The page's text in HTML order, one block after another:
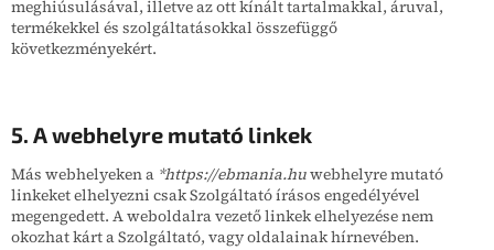
meghiúsulásával, illetve az ott kínált tartalmakkal, áruval,
termékekkel és szolgáltatásokkal összefüggő
következményekért.
5. Awebhelyre mutató linkek
Más webhelyeken a *https://ebmania.huwebhelyre mutató
linkeket elhelyezni csak Szolgáltató írásos engedélyével
megengedett. A weboldalra vezető linkek elhelyezése nem
okozhat kárt a Szolgáltató, vagy oldalainak hírnevében.